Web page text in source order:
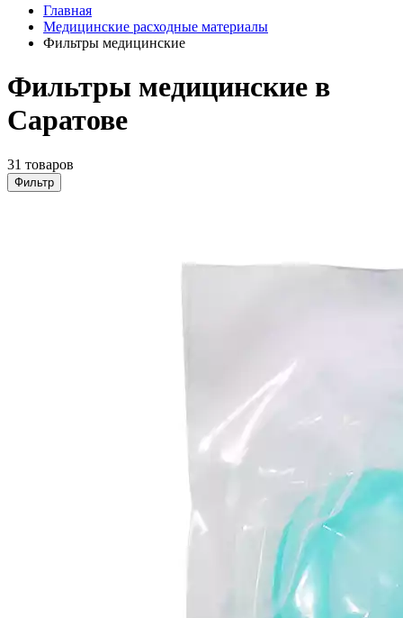
Главная
Медицинские расходные материалы
Фильтры медицинские
Фильтры медицинские в
Саратове
31 товаров
Фильтр